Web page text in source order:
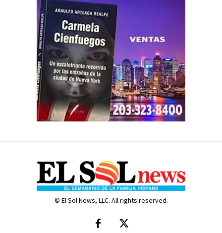
© El Sol News, LLC. All rights reserved.